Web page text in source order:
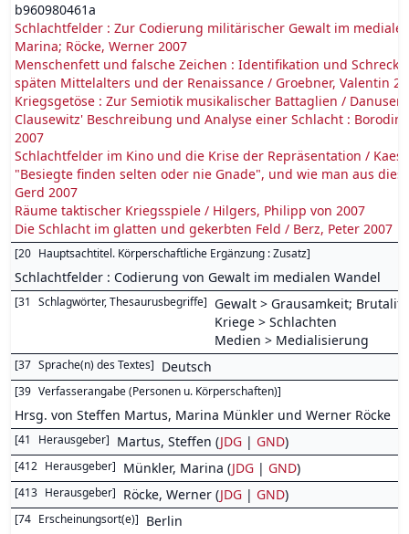
b960980461a
Schlachtfelder : Zur Codierung militärischer Gewalt im
Marina; Röcke, Werner 2007
Menschenfett und falsche Zeichen : Identifikation und
späten Mittelalters und der Renaissance / Groebner, Valentin
Kriegsgetöse : Zur Semiotik musikalischer Battaglien / Danuser,
Clausewitz' Beschreibung und Analyse einer Schlacht :
2007
Schlachtfelder im Kino und die Krise der Repräsentation /
"Besiegte finden selten oder nie Gnade", und wie man aus
Gerd 2007
Räume taktischer Kriegsspiele / Hilgers, Philipp von 2007
Die Schlacht im glatten und gekerbten Feld / Berz, Peter 2007
[20 Hauptsachtitel. Körperschaftliche Ergänzung : Zusatz]
Schlachtfelder : Codierung von Gewalt im medialen Wandel
[31 Schlagwörter, Thesaurusbegriffe] Gewalt > Grausamkeit;
Kriege > Schlachten
Medien > Medialisierung
[37 Sprache(n) des Textes] Deutsch
[39 Verfasserangabe (Personen u. Körperschaften)]
Hrsg. von Steffen Martus, Marina Münkler und Werner Röcke
[41 Herausgeber] Martus, Steffen (JDG | GND)
[412 Herausgeber] Münkler, Marina (JDG | GND)
[413 Herausgeber] Röcke, Werner (JDG | GND)
[74 Erscheinungsort(e)] Berlin